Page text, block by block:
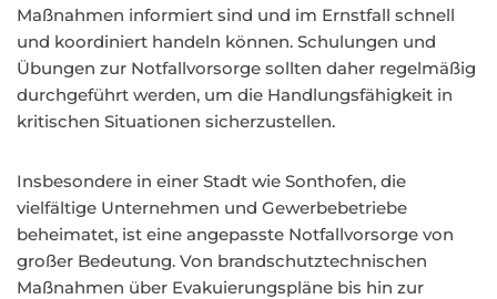
Maßnahmen informiert sind und im Ernstfall schnell
und koordiniert handeln können. Schulungen und
Übungen zur Notfallvorsorge sollten daher regelmäßig
durchgeführt werden, um die Handlungsfähigkeit in
kritischen Situationen sicherzustellen.
Insbesondere in einer Stadt wie Sonthofen, die
vielfältige Unternehmen und Gewerbebetriebe
beheimatet, ist eine angepasste Notfallvorsorge von
großer Bedeutung. Von brandschutztechnischen
Maßnahmen über Evakuierungspläne bis hin zur